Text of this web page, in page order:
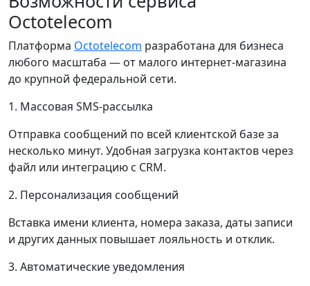
Octotelecom
Платформа Octotelecom разработана для бизнеса
любого масштаба — от малого интернет-магазина
до крупной федеральной сети.
1. Массовая SMS-рассылка
Отправка сообщений по всей клиентской базе за
несколько минут. Удобная загрузка контактов через
файл или интеграцию с CRM.
2. Персонализация сообщений
Вставка имени клиента, номера заказа, даты записи
и других данных повышает лояльность и отклик.
3. Автоматические уведомления